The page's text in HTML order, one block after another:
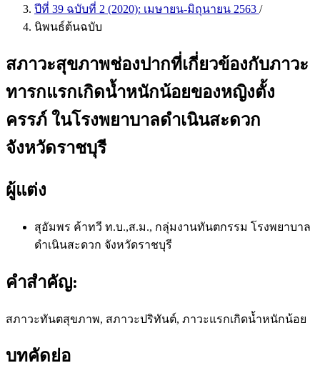
ปีที่ 39 ฉบับที่ 2 (2020): เมษายน-มิถุนายน 2563 /
นิพนธ์ต้นฉบับ
สภาวะสุขภาพช่องปากที่เกี่ยวข้องกับภาวะ
ทารกแรกเกิดน้ำหนักน้อยของหญิงตั้ง
ครรภ์ ในโรงพยาบาลดำเนินสะดวก
จังหวัดราชบุรี
ผู้แต่ง
สุอัมพร ค้าทวี ท.บ.,ส.ม., กลุ่มงานทันตกรรม โรงพยาบาล
ดำเนินสะดวก จังหวัดราชบุรี
คำสำคัญ:
สภาวะทันตสุขภาพ, สภาวะปริทันต์, ภาวะแรกเกิดน้ำหนักน้อย
บทคัดย่อ